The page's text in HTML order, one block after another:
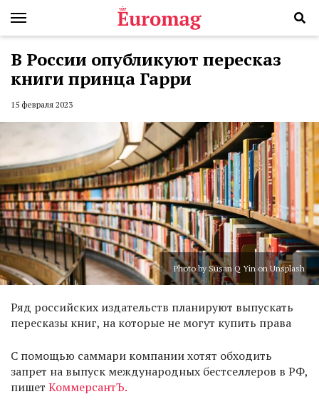
В России опубликуют пересказ
книги принца Гарри
15 февраля 2023
Photo by Susan Q Yin on Unsplash
Ряд российских издательств планируют выпускать
пересказы книг, на которые не могут купить права
С помощью саммари компании хотят обходить
запрет на выпуск международных бестселлеров в РФ,
пишет КоммерсантЪ.